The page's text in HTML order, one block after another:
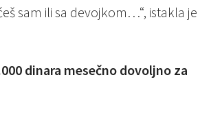
sam ili sa devojkom…“, istakla je
dinara mesečno dovoljno za